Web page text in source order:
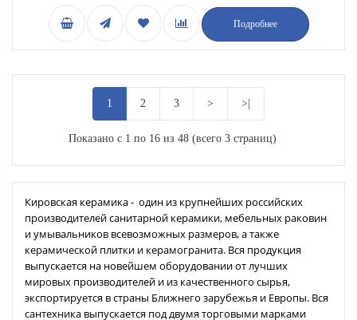
Подробнее
1 2 3 > >|
Показано с 1 по 16 из 48 (всего 3 страниц)
Кировская керамика - один из крупнейших российских
производителей санитарной керамики, мебельных раковин
и умывальников всевозможных размеров, а также
керамической плитки и керамогранита. Вся продукция
выпускается на новейшем оборудовании от лучших
мировых производителей и из качественного сырья,
экспортируется в страны Ближнего зарубежья и Европы. Вся
сантехника выпускается под двумя торговыми марками